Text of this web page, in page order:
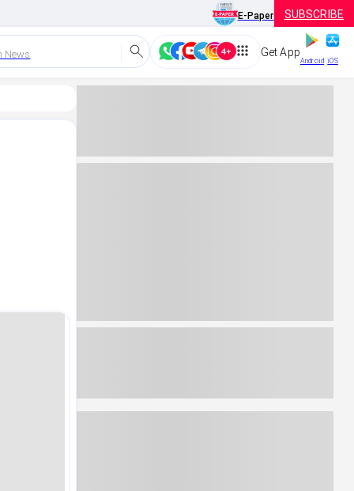
E-Paper SUBSCRIBE
News Get App
Android iOS